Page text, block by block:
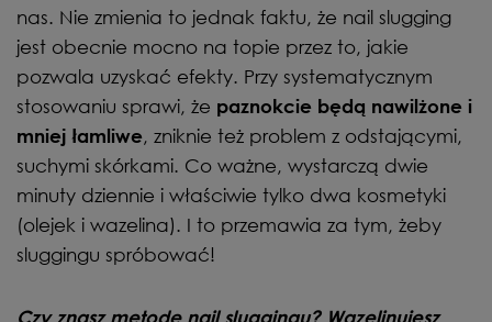
nas. Nie zmienia to jednak faktu, że nail slugging
jest obecnie mocno na topie przez to, jakie
pozwala uzyskać efekty. Przy systematycznym
stosowaniu sprawi, że paznokcie będą nawilżone i
mniej łamliwe, zniknie też problem z odstającymi,
suchymi skórkami. Co ważne, wystarczą dwie
minuty dziennie i właściwie tylko dwa kosmetyki
(olejek i wazelina). I to przemawia za tym, żeby
sluggingu spróbować!
Czy znasz metodę nail sluggingu? Wazelinujesz